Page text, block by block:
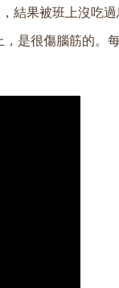
結果被班上沒吃
是很傷腦筋的。